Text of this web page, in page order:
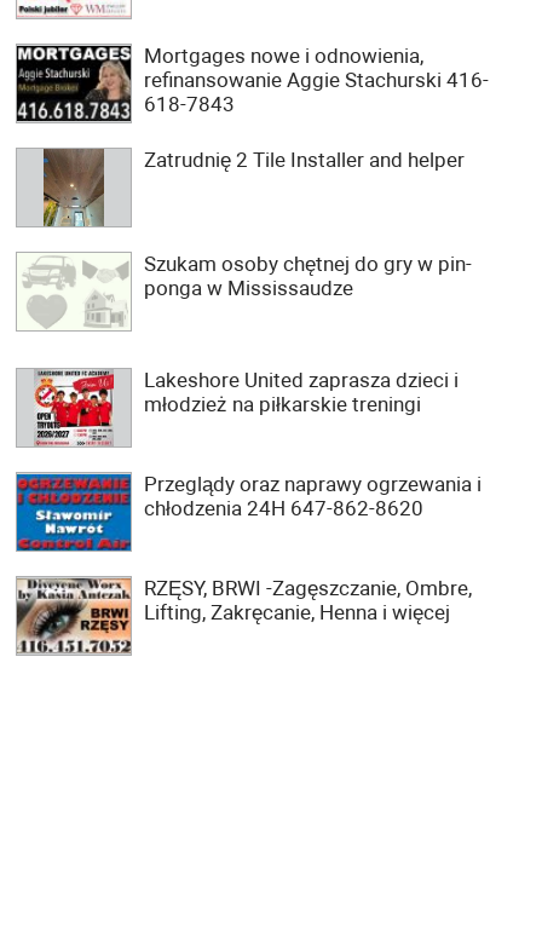
Mortgages nowe i odnowienia,
refinansowanie Aggie Stachurski 416-
618-7843
Zatrudnię 2 Tile Installer and helper
Szukam osoby chętnej do gry w pin-
ponga w Mississaudze
Lakeshore United zaprasza dzieci i
młodzież na piłkarskie treningi
Przeglądy oraz naprawy ogrzewania i
chłodzenia 24H 647-862-8620
RZĘSY, BRWI -Zagęszczanie, Ombre,
Lifting, Zakręcanie, Henna i więcej